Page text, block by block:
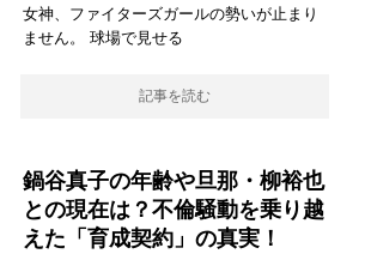
女神、ファイターズガールの勢いが止まり
ません。 球場で見せる
記事を読む
鍋谷真子の年齢や旦那・柳裕也
との現在は？不倫騒動を乗り越
えた「育成契約」の真実！